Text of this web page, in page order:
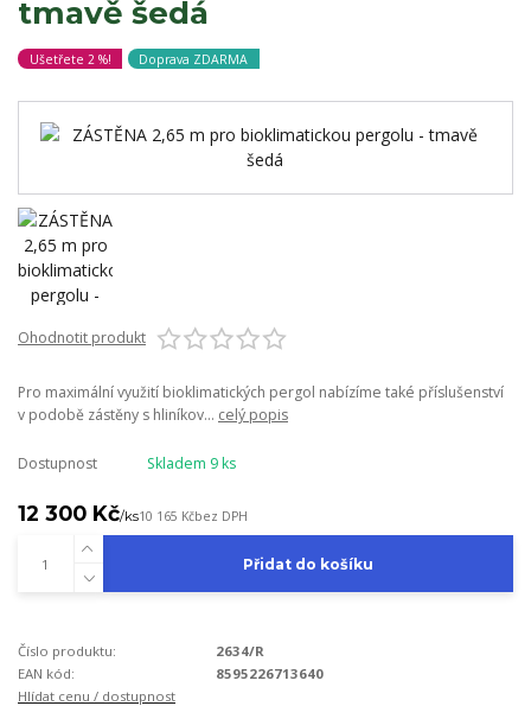
tmavě šedá
Ušetřete 2 %! Doprava ZDARMA
Ohodnotit produkt
Pro maximální využití bioklimatických pergol nabízíme také příslušenství
v podobě zástěny s hliníkov... celý popis
Dostupnost Skladem 9 ks
12 300 Kč/ks10 165 Kčbez DPH
Přidat do košíku
Číslo produktu:
2634/R
EAN kód:
8595226713640
Hlídat cenu / dostupnost